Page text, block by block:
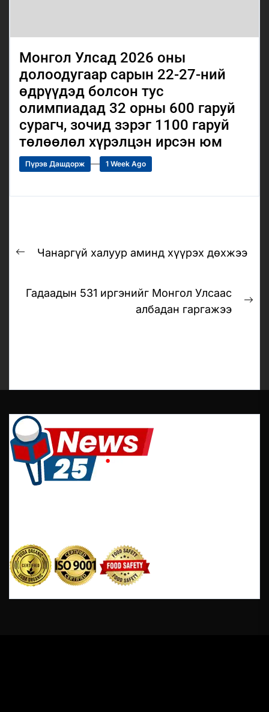
Монгол Улсад 2026 оны
долоодугаар сарын 22-27-ний
өдрүүдэд болсон тус
олимпиадад 32 орны 600 гаруй
сурагч, зочид зэрэг 1100 гаруй
төлөөлөл хүрэлцэн ирсэн юм
Пүрэв Дашдорж 1 Week Ago
navigation
Previous
Чанаргүй халуур аминд хүүрэх дөхжээ
Гадаадын 531 иргэнийг Монгол Улсаас
албадан гаргажээ